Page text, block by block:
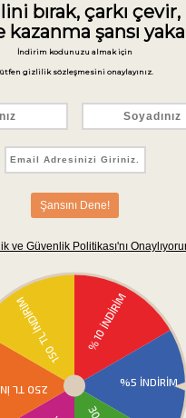
ödemenizi
Garantisi
iade ve değişim
önce sen haberdar ol!